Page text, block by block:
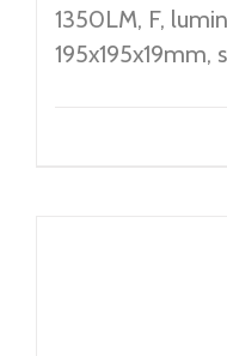
1350LM, F,